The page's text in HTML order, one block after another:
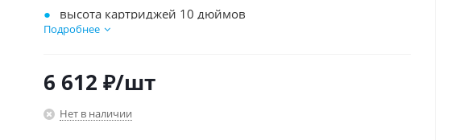
высота картриджей 10 дюймов
6 ступеней очистки (с минерализатором)
рабочая температура +2°+35°С
Подробнее
6 612 ₽/шт
Нет в наличии